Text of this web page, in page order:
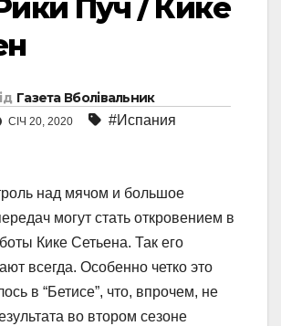
Пуч / Кике
Газета Вболівальник
СІЧ 20, 2020 #Испания
над мячом и большое
могут стать откровением в
Кике Сетьена. Так его
всегда. Особенно четко это
в “Бетисе”, что, впрочем, не
во втором сезоне